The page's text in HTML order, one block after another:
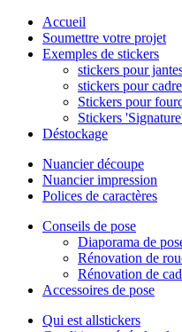
Accueil
Soumettre votre projet
Exemples de stickers
stickers pour
stickers pour
Stickers pour
Stickers
Déstockage
Nuancier découpe
Nuancier impression
Polices de caractères
Conseils de pose
Diaporama de
Rénovation de
Rénovation de
Accessoires de pose
Qui est allstickers